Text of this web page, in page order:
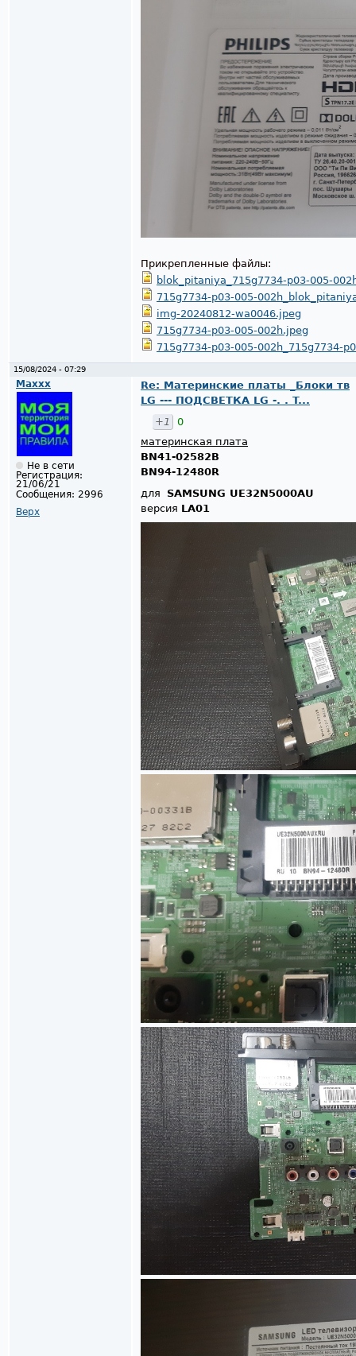
Прикрепленные файлы:
blok_pitaniya_715g7734-p03-005-
715g7734-p03-005-
img-20240812-wa0046.jpeg
715g7734-p03-005-002h.jpeg
715g7734-p03-005-002h_715g7734-
15/08/2024 - 07:29
Maxxx
Не в сети
Регистрация:
21/06/21
Сообщения: 2996
Верх
Re: Материнские платы _Блоки тв
LG --- ПОДСВЕТКА LG -. . T...
+1
0
материнская плата
BN41-02582B
BN94-12480R
для SAMSUNG UE32N5000AU
версия LA01